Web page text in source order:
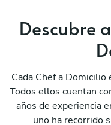
Descubre
Cada Chef a
Todos ellos cuentan
años de experiencia
uno ha recorrido